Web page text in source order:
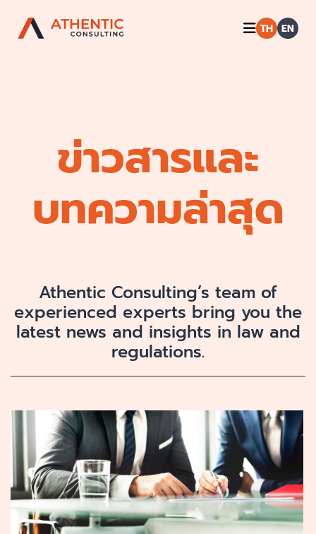
TH EN
ข่าวสารและ
บทความล่าสุด
Athentic Consulting’s team of
experienced experts bring you the
latest news and insights in law and
regulations.